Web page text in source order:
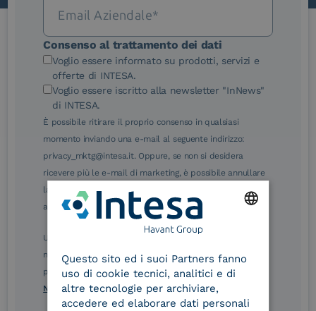
Le nostre certificazioni
eIDAS Qualified Trust
Service Provider
eIDAS Qualified Trust
Remote Qualified
Electronic Signature /
Seal Creation
Service Provider e
Aggregatore SPID
Service Provider e
Aggregatore CIE
Consenso al trattamento dei dati
Voglio essere informato su prodotti, servizi e
offerte di INTESA.
Voglio essere iscritto alla newsletter "InNews"
di INTESA.
È possibile ritirare il proprio consenso in qualsiasi
momento inviando una e-mail al seguente indirizzo:
privacy_mktg@intesa.it. Oppure, se non si desidera
ricevere più le e-mail di marketing, è possibile annullare
la sottoscrizione facendo clic sul relativo link di
annullamento sottoscrizione, in qualsiasi e-mail.
Ulteriori informazioni sulle procedure sono disponibili
nelle Norme di tutela della privacy INTESA. Inoltrando il
presente modulo, dichiaro di aver letto e compreso le
Norme di tutela della privacy INTESA.
ITALIAN
Questo sito ed i suoi Partners fanno
uso di cookie tecnici, analitici e di
altre tecnologie per archiviare,
accedere ed elaborare dati personali